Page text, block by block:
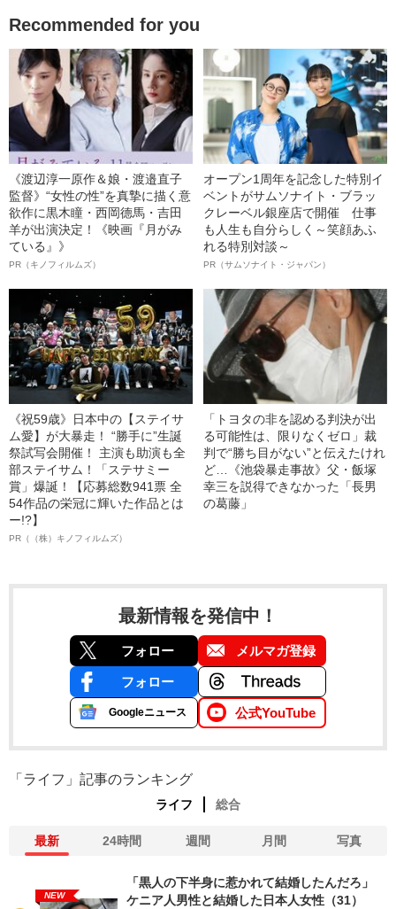
Recommended for you
《渡辺淳一原作＆娘・渡邉直子
監督》“女性の性”を真摯に描く意
欲作に黒木瞳・西岡德馬・吉田
羊が出演決定！《映画『月がみ
ている』》
PR（キノフィルムズ）
オープン1周年を記念した特別イ
ベントがサムソナイト・ブラッ
クレーベル銀座店で開催 仕事
も人生も自分らしく～笑顔あふ
れる特別対談～
PR（サムソナイト・ジャパン）
《祝59歳》日本中の【ステイサ
ム愛】が大暴走！ “勝手に”生誕
祭試写会開催！ 主演も助演も全
部ステイサム！「ステサミー
賞」爆誕！【応募総数941票 全
54作品の栄冠に輝いた作品とは
ー!?】
PR（（株）キノフィルムズ）
「トヨタの非を認める判決が出
る可能性は、限りなくゼロ」裁
判で“勝ち目がない”と伝えたけれ
ど…《池袋暴走事故》父・飯塚
幸三を説得できなかった「長男
の葛藤」
最新情報を発信中！
フォロー メルマガ登録
フォロー
Googleニュース 公式YouTube
「ライフ」記事のランキング
ライフ 総合
最新 24時間 週間 月間 写真
NEW
「黒人の下半身に惹かれて結婚したんだろ」
ケニア人男性と結婚した日本人女性（31）